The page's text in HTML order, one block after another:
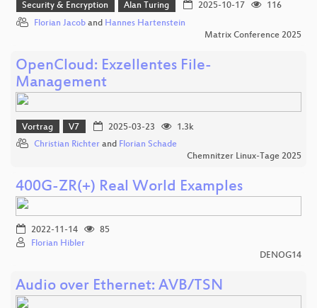
Security & Encryption Alan Turing 2025-10-17
116
Florian Jacob and Hannes Hartenstein
Matrix Conference 2025
OpenCloud: Exzellentes File-
Management
Vortrag V7 2025-03-23
1.3k
Christian Richter and Florian Schade
Chemnitzer Linux-Tage 2025
400G-ZR(+) Real World Examples
2022-11-14
85
Florian Hibler
DENOG14
Audio over Ethernet: AVB/TSN